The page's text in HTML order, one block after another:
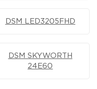
DSM LED3205FHD
DSM SKYWORTH
24E60